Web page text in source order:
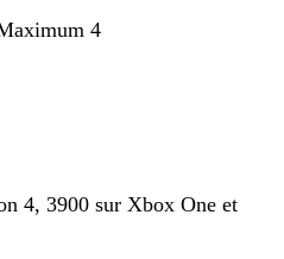
4
4, 3900 sur Xbox One et